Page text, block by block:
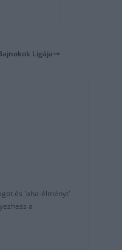
Ligája
és 'aha-élményt'
a